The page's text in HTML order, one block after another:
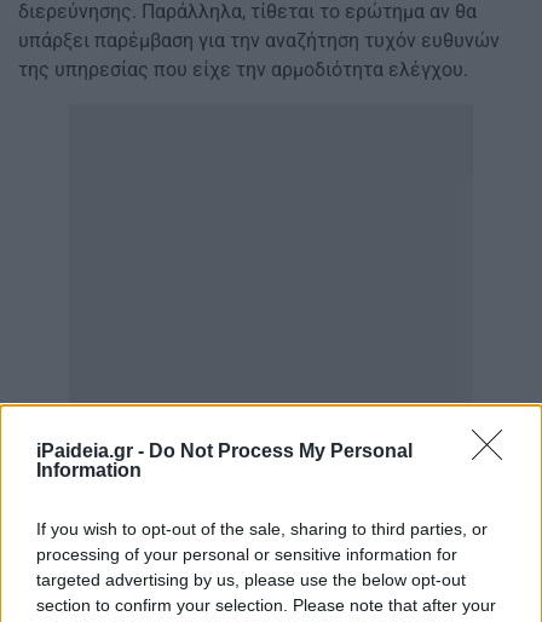
iPaideia.gr - Do Not Process My Personal
Information
If you wish to opt-out of the sale, sharing to third parties, or
processing of your personal or sensitive information for
targeted advertising by us, please use the below opt-out
section to confirm your selection. Please note that after your
διερεύνησης. Παράλληλα, τίθεται το ερώτημα αν θα
υπάρξει παρέμβαση για την αναζήτηση τυχόν ευθυνών
της υπηρεσίας που είχε την αρμοδιότητα ελέγχου.